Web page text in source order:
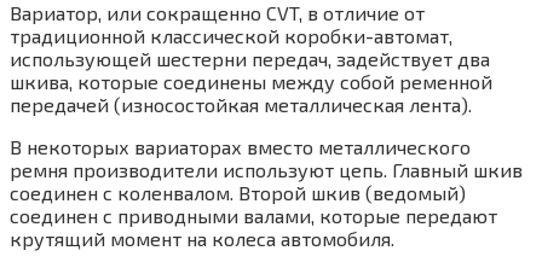
Вариатор, или сокращенно CVT, в отличие от
традиционной классической коробки-автомат,
использующей шестерни передач, задействует два
шкива, которые соединены между собой ременной
передачей (износостойкая металлическая лента).
В некоторых вариаторах вместо металлического
ремня производители используют цепь. Главный шкив
соединен с коленвалом. Второй шкив (ведомый)
соединен с приводными валами, которые передают
крутящий момент на колеса автомобиля.